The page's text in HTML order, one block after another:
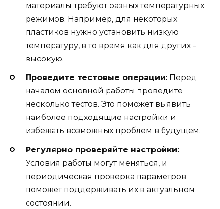
материалы требуют разных температурных
режимов. Например, для некоторых
пластиков нужно установить низкую
температуру, в то время как для других –
высокую.
Проведите тестовые операции: Перед
началом основной работы проведите
несколько тестов. Это поможет выявить
наиболее подходящие настройки и
избежать возможных проблем в будущем.
Регулярно проверяйте настройки:
Условия работы могут меняться, и
периодическая проверка параметров
поможет поддерживать их в актуальном
состоянии.